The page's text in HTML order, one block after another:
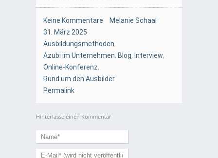
Keine Kommentare
Melanie Schaal
31. März 2025
Ausbildungsmethoden,
Azubi im Unternehmen, Blog, Interview,
Online-Konferenz,
Rund um den Ausbilder
Permalink
Hinterlasse einen Kommentar